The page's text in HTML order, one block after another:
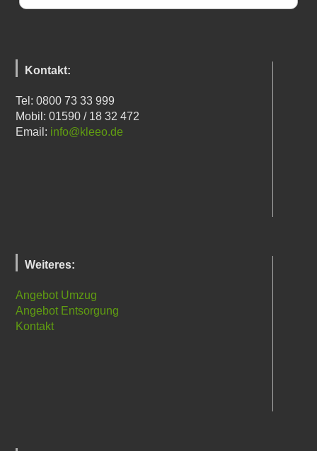
Kontakt:
Tel: 0800 73 33 999
Mobil: 01590 / 18 32 472
Email: info@kleeo.de
Weiteres:
Angebot Umzug
Angebot Entsorgung
Kontakt